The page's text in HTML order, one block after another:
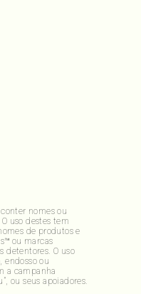
nomes ou
uso destes tem
de produtos e
ou marcas
detentores. O uso
endosso ou
a campanha
ou seus apoiadores.